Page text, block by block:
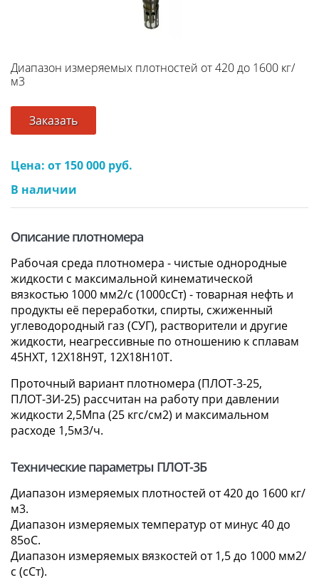
Диапазон измеряемых плотностей от 420 до 1600 кг/
м3
Заказать
Цена: от 150 000 руб.
В наличии
Описание плотномера
Рабочая среда плотномера - чистые однородные
жидкости с максимальной кинематической
вязкостью 1000 мм2/с (1000сСт) - товарная нефть и
продукты её переработки, спирты, сжиженный
углеводородный газ (СУГ), растворители и другие
жидкости, неагрессивные по отношению к сплавам
45НХТ, 12Х18Н9Т, 12Х18Н10Т.
Проточный вариант плотномера (ПЛОТ-3-25,
ПЛОТ-3И-25) рассчитан на работу при давлении
жидкости 2,5Мпа (25 кгс/см2) и максимальном
расходе 1,5м3/ч.
Технические параметры ПЛОТ-3Б
Диапазон измеряемых плотностей от 420 до 1600 кг/
м3.
Диапазон измеряемых температур от минус 40 до
85оС.
Диапазон измеряемых вязкостей от 1,5 до 1000 мм2/
с (сСт).